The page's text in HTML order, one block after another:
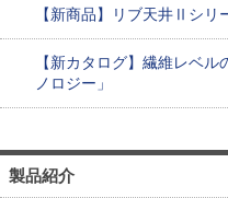
【新商品】リブ天井Ⅱシリ
【新カタログ】繊維レベ
ノロジー」
製品紹介